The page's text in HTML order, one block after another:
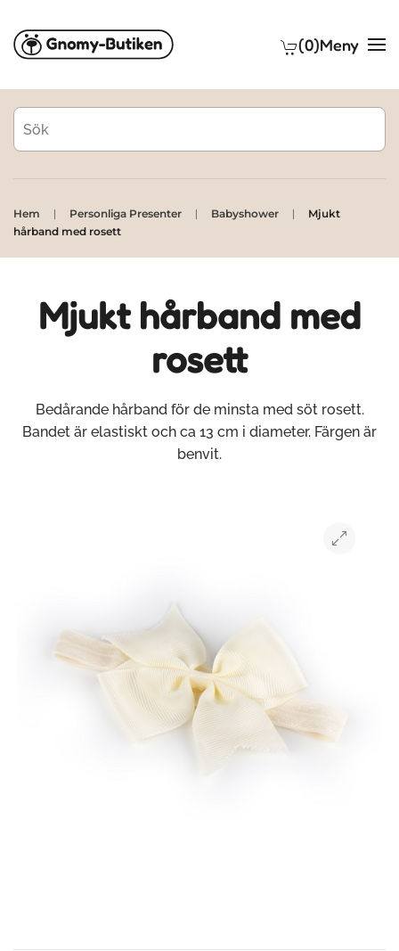
Skip to main content (0)Meny
Hem Personliga Presenter Babyshower
Mjukt
hårband med rosett
Mjukt hårband med
rosett
Bedårande hårband för de minsta med söt rosett.
Bandet är elastiskt och ca 13 cm i diameter. Färgen är
benvit.